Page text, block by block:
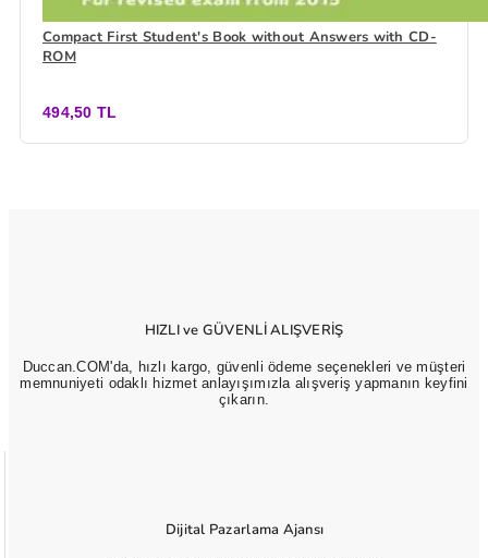
Compact First Student's Book without Answers with CD-
ROM
494,50 TL
HIZLI ve GÜVENLİ ALIŞVERİŞ
Duccan.COM'da, hızlı kargo, güvenli ödeme seçenekleri ve müşteri
memnuniyeti odaklı hizmet anlayışımızla alışveriş yapmanın keyfini
çıkarın.
Dijital Pazarlama Ajansı